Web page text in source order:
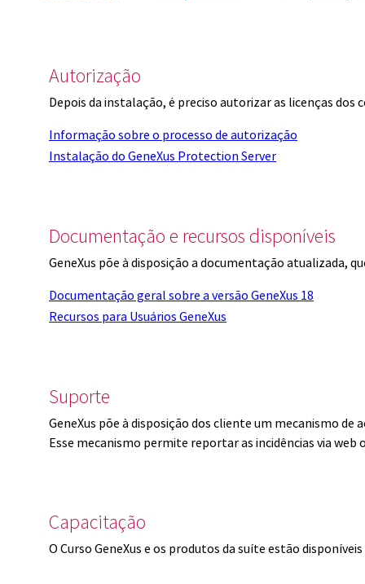
Autorização
Depois da instalação, é preciso autorizar as licenças dos
Informação sobre o processo de autorização
Instalação do GeneXus Protection Server
Documentação e recursos disponíveis
GeneXus põe à disposição a documentação atualizada,
Documentação geral sobre a versão GeneXus 18
Recursos para Usuários GeneXus
Suporte
GeneXus põe à disposição dos cliente um mecanismo de
Esse mecanismo permite reportar as incidências via
Capacitação
O Curso GeneXus e os produtos da suíte estão